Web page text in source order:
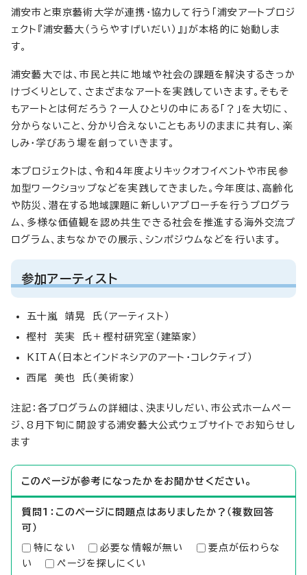
浦安市と東京藝術大学が連携・協力して行う「浦安アートプロジ
ェクト『浦安藝大（うらやすげいだい）』」が本格的に始動しま
す。
浦安藝大では、市民と共に地域や社会の課題を解決するきっか
けづくりとして、さまざまなアートを実践していきます。そもそ
もアートとは何だろう？一人ひとりの中にある「？」を大切に、
分からないこと、分かり合えないこともありのままに共有し、楽
しみ・学びあう場を創っていきます。
本プロジェクトは、令和4年度よりキックオフイベントや市民参
加型ワークショップなどを実践してきました。今年度は、高齢化
や防災、潜在する地域課題に新しいアプローチを行うプログラ
ム、多様な価値観を認め共生できる社会を推進する海外交流プ
ログラム、まちなかでの展示、シンポジウムなどを行います。
参加アーティスト
五十嵐 靖晃 氏（アーティスト）
樫村 芙実 氏＋樫村研究室（建築家）
KITA（日本とインドネシアのアート・コレクティブ）
西尾 美也 氏（美術家）
注記：各プログラムの詳細は、決まりしだい、市公式ホームペー
ジ、8月下旬に開設する浦安藝大公式ウェブサイトでお知らせし
ます
このページが参考になったかをお聞かせください。
質問1：このページに問題点はありましたか？（複数回答
可）
特にない 必要な情報が無い
要点が伝わらな
い
ページを探しにくい